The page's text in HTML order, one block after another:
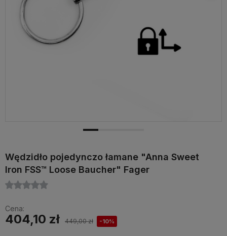
Wędzidło pojedynczo łamane "Anna Sweet
Iron FSS™ Loose Baucher" Fager
Cena:
404,10 zł 449,00 zł -10%